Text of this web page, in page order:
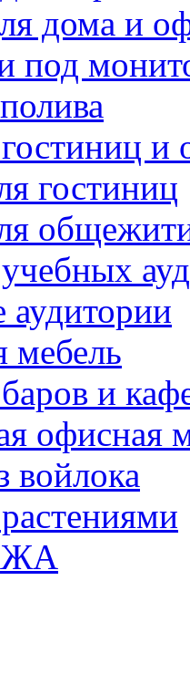
дома и
под
гостиниц
мебель
и
офисная
войлока